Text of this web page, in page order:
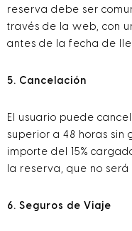
reserva debe ser
través de la web, con
antes de la fecha de
5. Cancelación
El usuario puede
superior a 48 horas sin
importe del 15%
la reserva, que no
6. Seguros de Viaje